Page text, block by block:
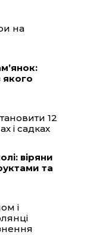
A на
якого
12
і садках
віряни
та
і